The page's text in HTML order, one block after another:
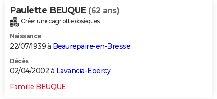
Paulette BEUQUE (62 ans)
Créer une cagnotte obsèques
Naissance
22/07/1939 à Beaurepaire-en-Bresse
Décès
02/04/2002 à Lavancia-Epercy
Famille BEUQUE